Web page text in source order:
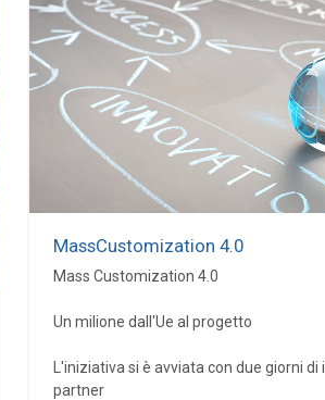
MassCustomization 4.0
Mass Customization 4.0
Un milione dall'Ue al progetto
L'iniziativa si è avviata con due giorni
partner